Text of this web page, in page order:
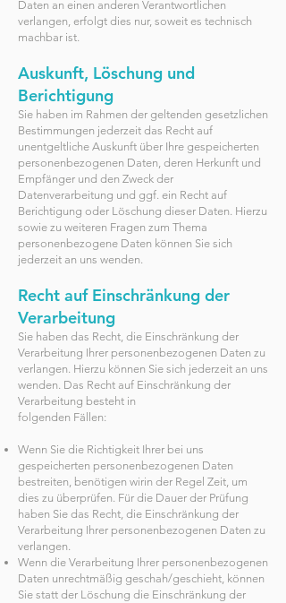
Daten an einen anderen Verantwortlichen
verlangen, erfolgt dies nur, soweit es technisch
machbar ist.
Auskunft, Löschung und
Berichtigung
Sie haben im Rahmen der geltenden gesetzlichen
Bestimmungen jederzeit das Recht auf
unentgeltliche Auskunft über Ihre gespeicherten
personenbezogenen Daten, deren Herkunft und
Empfänger und den Zweck der
Datenverarbeitung und ggf. ein Recht auf
Berichtigung oder Löschung dieser Daten. Hierzu
sowie zu weiteren Fragen zum Thema
personenbezogene Daten können Sie sich
jederzeit an uns wenden.
Recht auf Einschränkung der
Verarbeitung
Sie haben das Recht, die Einschränkung der
Verarbeitung Ihrer personenbezogenen Daten zu
verlangen. Hierzu können Sie sich jederzeit an uns
wenden. Das Recht auf Einschränkung der
Verarbeitung besteht in
folgenden Fällen:
Wenn Sie die Richtigkeit Ihrer bei uns
gespeicherten personenbezogenen Daten
bestreiten, benötigen wirin der Regel Zeit, um
dies zu überprüfen. Für die Dauer der Prüfung
haben Sie das Recht, die Einschränkung der
Verarbeitung Ihrer personenbezogenen Daten zu
verlangen.
Wenn die Verarbeitung Ihrer personenbezogenen
Daten unrechtmäßig geschah/geschieht, können
Sie statt der Löschung die Einschränkung der